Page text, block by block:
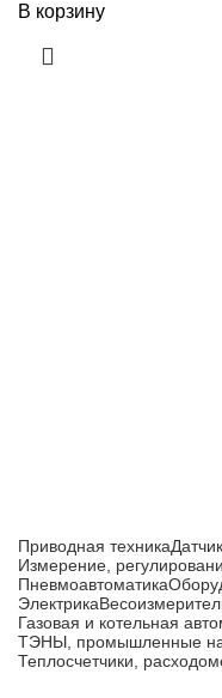
В корзину
Приводная техника
Измерение,
Пневмоавтоматика
Электрика
Газовая и котельная
ТЭНЫ, промышленные
Теплосчетчики,